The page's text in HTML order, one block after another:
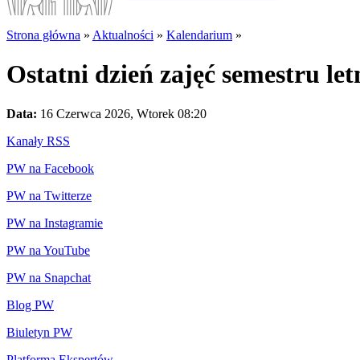
Strona główna » Aktualności » Kalendarium »
Ostatni dzień zajęć semestru
Data: 16 Czerwca 2026, Wtorek 08:20
Kanały RSS
PW na Facebook
PW na Twitterze
PW na Instagramie
PW na YouTube
PW na Snapchat
Blog PW
Biuletyn PW